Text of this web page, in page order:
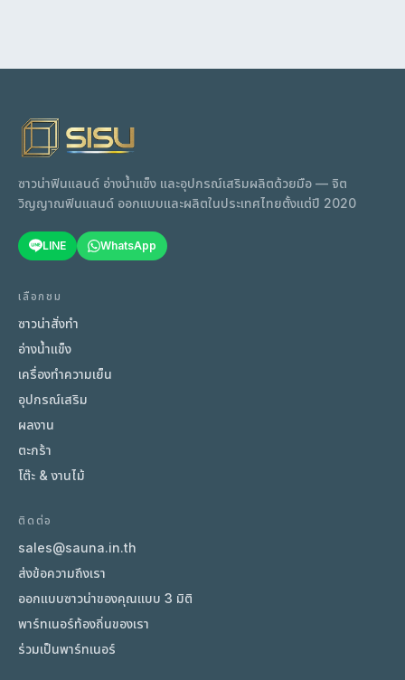
สั่งจอง · 40–70 วัน
installation Easy to operate and maintain
ซาวน่าฟินแลนด์ อ่างน้ำแข็ง และอุปกรณ์เสริมผลิตด้วยมือ — จิต
วิญญาณฟินแลนด์ ออกแบบและผลิตในประเทศไทยตั้งแต่ปี 2020
LINE WhatsApp
เลือกชม
ซาวน่าสั่งทำ
อ่างน้ำแข็ง
เครื่องทำความเย็น
อุปกรณ์เสริม
ผลงาน
ตะกร้า
โต๊ะ & งานไม้
ติดต่อ
sales@sauna.in.th
ส่งข้อความถึงเรา
ออกแบบซาวน่าของคุณแบบ 3 มิติ
พาร์ทเนอร์ท้องถิ่นของเรา
ร่วมเป็นพาร์ทเนอร์